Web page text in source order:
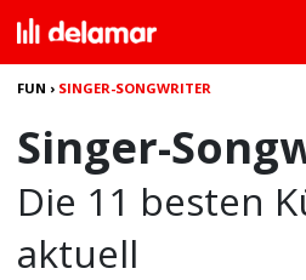
FUN › SINGER-SONGWRITER
Singer-
Die 11 besten
aktuell